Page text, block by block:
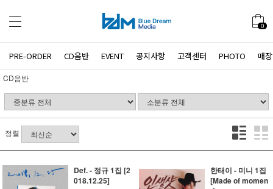
0
PRE-ORDER CD음반 EVENT 공지사항 고객센터 PHOTO 매
CD음반
정렬
Def. - 정규 1집 [2
018.12.25]
한태이 - 미니 1집
[Made of momen